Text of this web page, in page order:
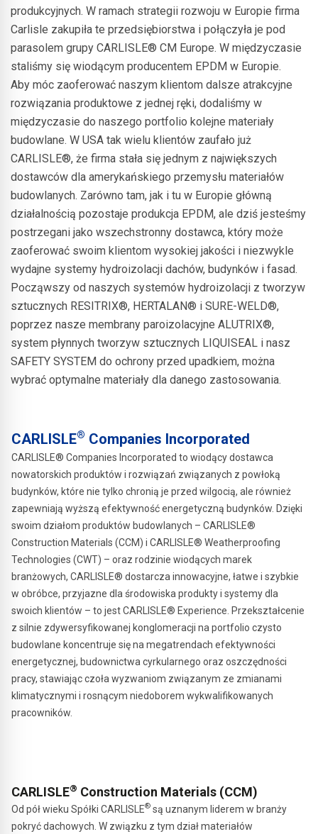
produkcyjnych. W ramach strategii rozwoju w Europie firma
Carlisle zakupiła te przedsiębiorstwa i połączyła je pod
parasolem grupy CARLISLE® CM Europe. W międzyczasie
staliśmy się wiodącym producentem EPDM w Europie.
Aby móc zaoferować naszym klientom dalsze atrakcyjne
rozwiązania produktowe z jednej ręki, dodaliśmy w
międzyczasie do naszego portfolio kolejne materiały
budowlane. W USA tak wielu klientów zaufało już
CARLISLE®, że firma stała się jednym z największych
dostawców dla amerykańskiego przemysłu materiałów
budowlanych. Zarówno tam, jak i tu w Europie główną
działalnością pozostaje produkcja EPDM, ale dziś jesteśmy
postrzegani jako wszechstronny dostawca, który może
zaoferować swoim klientom wysokiej jakości i niezwykle
wydajne systemy hydroizolacji dachów, budynków i fasad.
Począwszy od naszych systemów hydroizolacji z tworzyw
sztucznych RESITRIX®, HERTALAN® i SURE-WELD®,
poprzez nasze membrany paroizolacyjne ALUTRIX®,
system płynnych tworzyw sztucznych LIQUISEAL i nasz
SAFETY SYSTEM do ochrony przed upadkiem, można
wybrać optymalne materiały dla danego zastosowania.
CARLISLE® Companies Incorporated
CARLISLE® Companies Incorporated to wiodący dostawca
nowatorskich produktów i rozwiązań związanych z powłoką
budynków, które nie tylko chronią je przed wilgocią, ale również
zapewniają wyższą efektywność energetyczną budynków. Dzięki
swoim działom produktów budowlanych – CARLISLE®
Construction Materials (CCM) i CARLISLE® Weatherproofing
Technologies (CWT) – oraz rodzinie wiodących marek
branżowych, CARLISLE® dostarcza innowacyjne, łatwe i szybkie
w obróbce, przyjazne dla środowiska produkty i systemy dla
swoich klientów – to jest CARLISLE® Experience. Przekształcenie
z silnie zdywersyfikowanej konglomeracji na portfolio czysto
budowlane koncentruje się na megatrendach efektywności
energetycznej, budownictwa cyrkularnego oraz oszczędności
pracy, stawiając czoła wyzwaniom związanym ze zmianami
klimatycznymi i rosnącym niedoborem wykwalifikowanych
pracowników.
CARLISLE® Construction Materials (CCM)
Od pół wieku Spółki CARLISLE® są uznanym liderem w branży
pokryć dachowych. W związku z tym dział materiałów